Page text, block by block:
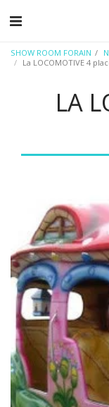
SHOW ROOM FORAIN
La LOCOMOTIVE 4
LA